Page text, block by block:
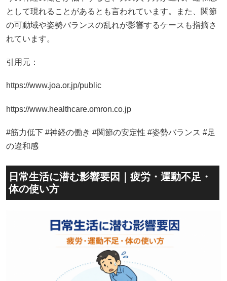
として現れることがあるとも言われています。また、関節
の可動域や姿勢バランスの乱れが影響するケースも指摘さ
れています。
引用元：
https://www.joa.or.jp/public
https://www.healthcare.omron.co.jp
#筋力低下 #神経の働き #関節の安定性 #姿勢バランス #足
の違和感
日常生活に潜む影響要因｜疲労・運動不足・
体の使い方